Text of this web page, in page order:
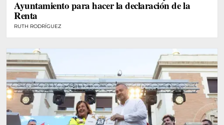
Ayuntamiento para hacer la declaración de la
Renta
RUTH RODRÍGUEZ